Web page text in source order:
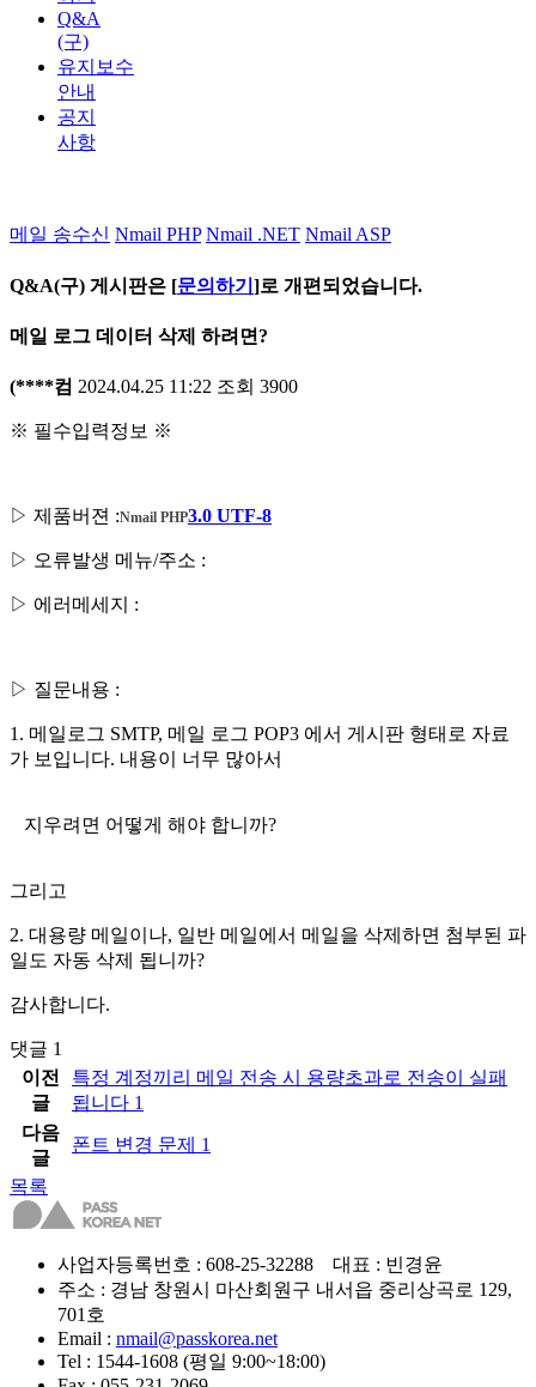
Q&A
(구)
유지보수
안내
공지
사항
메일 송수신 Nmail PHP Nmail .NET Nmail ASP
Q&A(구) 게시판은 [문의하기 ]로 개편되었습니다.
메일 로그 데이터 삭제 하려면?
(****컴 2024.04.25 11:22 조회 3900
※ 필수입력정보 ※
▷ 제품버젼 :Nmail PHP3.0 UTF-8
▷ 오류발생 메뉴/주소 :
▷ 에러메세지 :
▷ 질문내용 :
1. 메일로그 SMTP, 메일 로그 POP3 에서 게시판 형태로 자료
가 보입니다. 내용이 너무 많아서
지우려면 어떻게 해야 합니까?
그리고
2. 대용량 메일이나, 일반 메일에서 메일을 삭제하면 첨부된 파
일도 자동 삭제 됩니까?
감사합니다.
댓글 1
이전
글
특정 계정끼리 메일 전송 시 용량초과로 전송이 실패
됩니다 1
다음
글
폰트 변경 문제 1
목록
사업자등록번호 : 608-25-32288 대표 : 빈경윤
주소 : 경남 창원시 마산회원구 내서읍 중리상곡로 129,
701호
Email : nmail@passkorea.net
Tel : 1544-1608 (평일 9:00~18:00)